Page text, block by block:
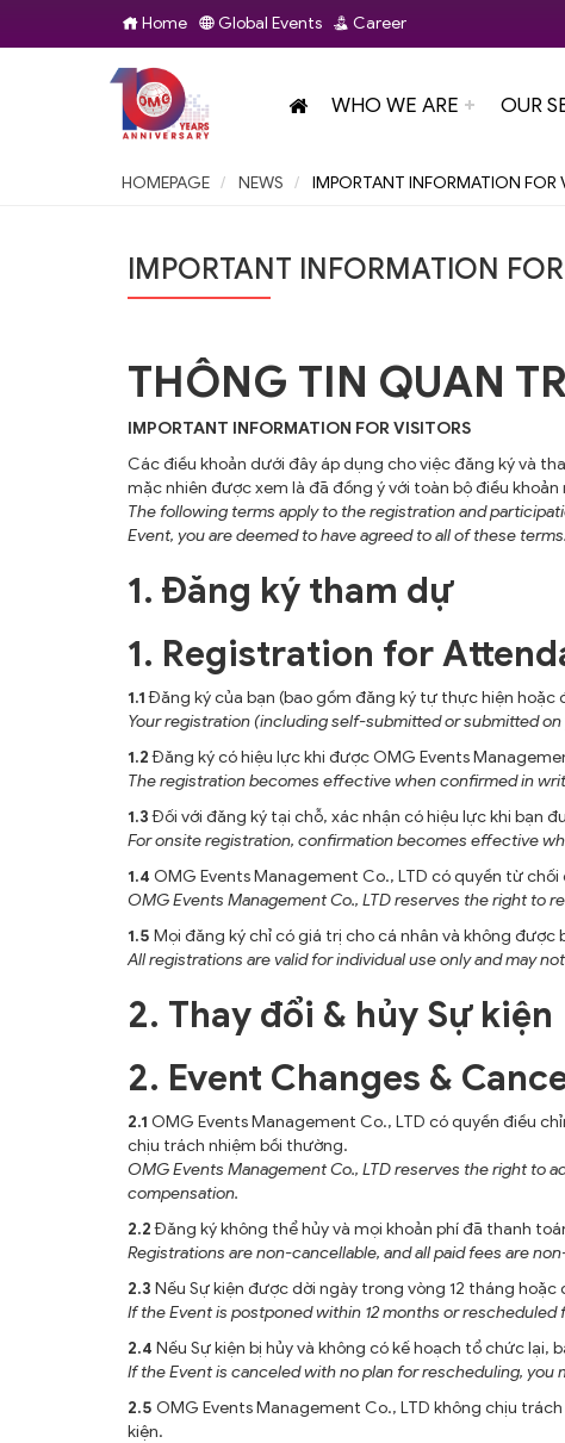
Home Global Events Career
WHO WE ARE OUR
HOMEPAGE NEWS IMPORTANT INFORMATION FOR
IMPORTANT INFORMATION
THÔNG TIN QUAN
IMPORTANT INFORMATION FOR VISITORS
Các điều khoản dưới đây áp dụng cho việc đăng ký và
mặc nhiên được xem là đã đồng ý với toàn bộ điều khoản
The following terms apply to the registration and
Event, you are deemed to have agreed to all of these terms.
1. Đăng ký tham dự
1. Registration for
1.1Đăng ký của bạn (bao gồm đăng ký tự thực hiện
Your registration (including self-submitted or submitted
1.2Đăng ký có hiệu lực khi được OMG Events
The registration becomes effective when confirmed in
1.3Đối với đăng ký tại chỗ, xác nhận có hiệu lực khi bạn
For onsite registration, confirmation becomes effective
1.4 OMG Events Management Co., LTD có quyền từ
OMG Events Management Co., LTD reserves the right to
1.5 Mọi đăng ký chỉ có giá trị cho cá nhân và không
All registrations are valid for individual use only and may
2. Thay đổi & hủy Sự kiện
2. Event Changes &
2.1 OMG Events Management Co., LTD có quyền điều
chịu trách nhiệm bồi thường.
OMG Events Management Co., LTD reserves the right to
compensation.
2.2Đăng ký không thể hủy và mọi khoản phí đã thanh
Registrations are non-cancellable, and all paid fees are
2.3 Nếu Sự kiện được dời ngày trong vòng 12 tháng
If the Event is postponed within 12 months or
2.4 Nếu Sự kiện bị hủy và không có kế hoạch tổ chức lại,
If the Event is canceled with no plan for rescheduling,
2.5 OMG Events Management Co., LTD không chịu
kiện.